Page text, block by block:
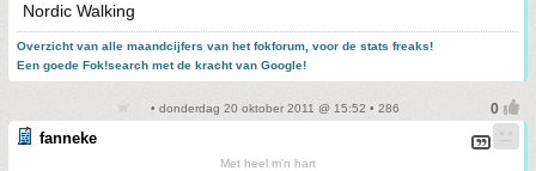
Nordic Walking
Overzicht van alle maandcijfers van het fokforum, voor de stats freaks!
Een goede Fok!search met de kracht van Google!
• donderdag 20 oktober 2011 @ 15:52 • 286
fanneke
Met heel m'n hart